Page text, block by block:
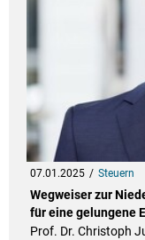
07.01.2025 Steuern
Wegweiser zur
für eine gelungene
Prof. Dr. Christoph